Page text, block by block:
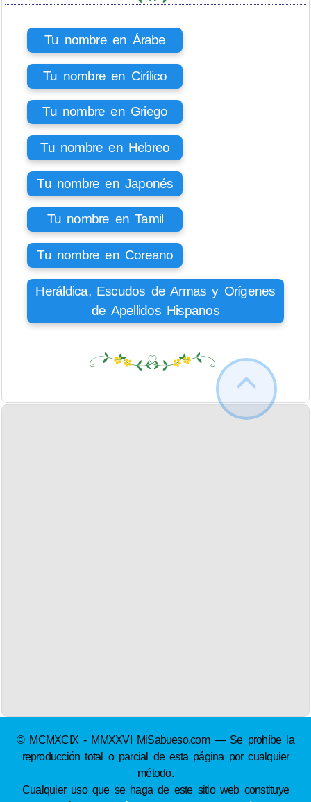
Tu nombre en Árabe
Tu nombre en Cirílico
Tu nombre en Griego
Tu nombre en Hebreo
Tu nombre en Japonés
Tu nombre en Tamil
Tu nombre en Coreano
Heráldica, Escudos de Armas y Orígenes
de Apellidos Hispanos
© MCMXCIX - MMXXVI MiSabueso.com — Se prohíbe la
reproducción total o parcial de esta página por cualquier
método.
Cualquier uso que se haga de este sitio web constituye